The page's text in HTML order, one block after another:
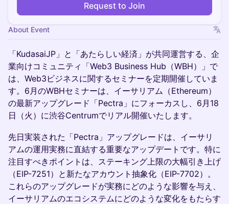
Request to Join
About Event
「KudasaiJP」と「あたらしい経済」が共同運営する、企
業向けコミュニティ「Web3 Business Hub（WBH）」で
は、Web3ビジネスに関するセミナーを定期開催していま
す。6月のWBHセミナーは、イーサリアム（Ethereum）
の最新アップグレード「Pectra」にフォーカスし、6月18
日（火）に渋谷Centrumでリアル開催いたします。
​先日実装された「Pectra」アップグレードは、イーサリ
アムの運用実務に直結する重要なアップデートです。特に
注目すべきポイントは、ステーキング上限の大幅引き上げ
（EIP-7251）と新たなアカウント抽象化（EIP-7702）。
これらのアップグレードが実務にどのような影響を与え、
イーサリアムのエコシステムにどのような変化をもたらす